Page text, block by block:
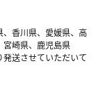
香川県、愛媛県、高
宮崎県、鹿児島県
送させていただいて